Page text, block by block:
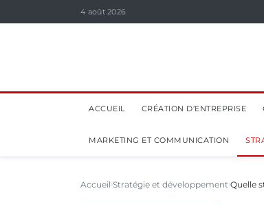
4 août 2026
ACCUEIL CRÉATION D’ENTREPRISE
MARKETING ET COMMUNICATION
Accueil Stratégie et développement Quelle